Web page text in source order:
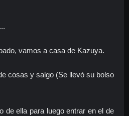
vamos a casa de Kazuya.
cosas y salgo (Se llevó su bolso
de ella para luego entrar en el de